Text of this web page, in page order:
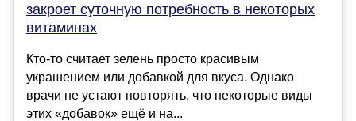
закроет суточную потребность в некоторых
витаминах
Кто-то считает зелень просто красивым
украшением или добавкой для вкуса. Однако
врачи не устают повторять, что некоторые виды
этих «добавок» ещё и на...